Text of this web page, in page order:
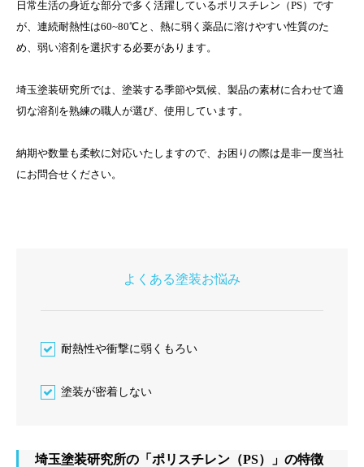
日常生活の身近な部分で多く活躍しているポリスチレン（PS）です
が、連続耐熱性は60~80℃と、熱に弱く薬品に溶けやすい性質のた
め、弱い溶剤を選択する必要があります。
埼玉塗装研究所では、塗装する季節や気候、製品の素材に合わせて適
切な溶剤を熟練の職人が選び、使用しています。
納期や数量も柔軟に対応いたしますので、お困りの際は是非一度当社
にお問合せください。
よくある塗装お悩み
耐熱性や衝撃に弱くもろい
塗装が密着しない
埼玉塗装研究所の「ポリスチレン（PS）」の特徴